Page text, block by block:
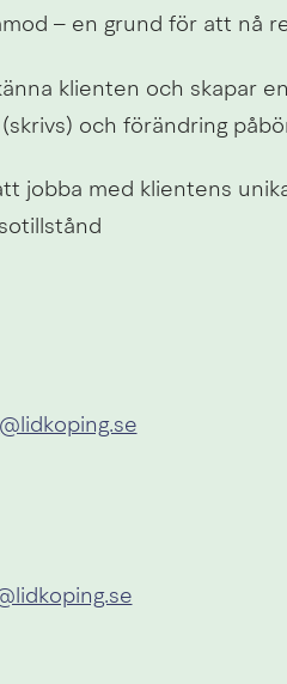
– en grund för att nå
klienten och skapar
och förändring
jobba med klientens